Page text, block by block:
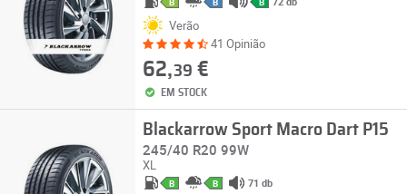
Verão
41 Opinião
62,39 €
EM STOCK
Blackarrow Sport Macro Dart P15
245/40 R20 99W
XL
B B 71 db